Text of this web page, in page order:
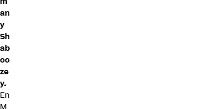
an
y
Sh
ab
oo
ze
y.
En
M